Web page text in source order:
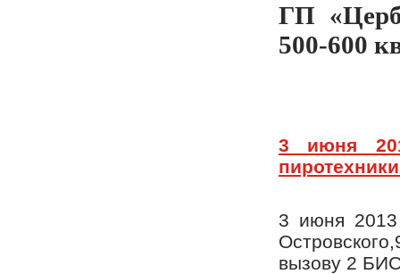
ГП
500-600
3 июня
3 июня
вызову 2